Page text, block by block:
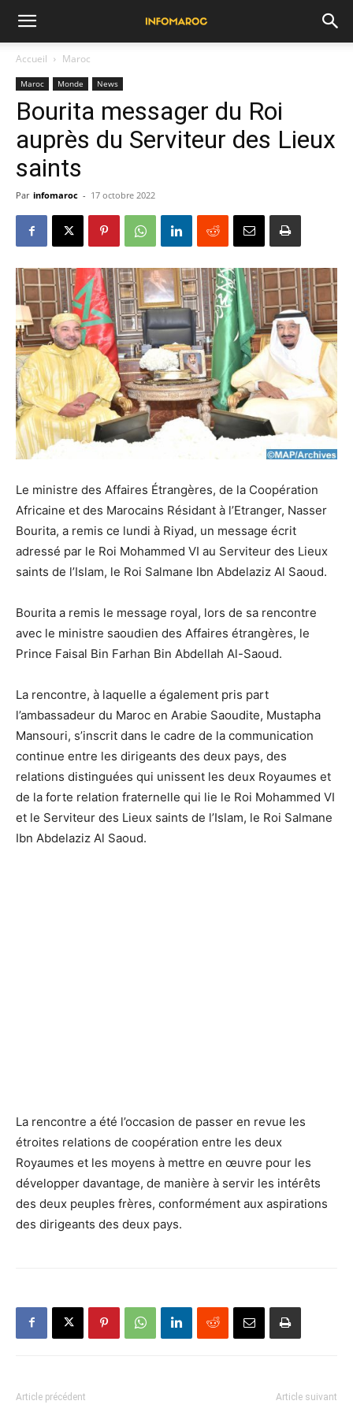
Accueil Maroc
Maroc Monde News
Bourita messager du Roi
auprès du Serviteur des Lieux
saints
Par infomaroc - 17 octobre 2022
Le ministre des Affaires Étrangères, de la Coopération
Africaine et des Marocains Résidant à l’Etranger, Nasser
Bourita, a remis ce lundi à Riyad, un message écrit
adressé par le Roi Mohammed VI au Serviteur des Lieux
saints de l’Islam, le Roi Salmane Ibn Abdelaziz Al Saoud.
Bourita a remis le message royal, lors de sa rencontre
avec le ministre saoudien des Affaires étrangères, le
Prince Faisal Bin Farhan Bin Abdellah Al-Saoud.
La rencontre, à laquelle a également pris part
l’ambassadeur du Maroc en Arabie Saoudite, Mustapha
Mansouri, s’inscrit dans le cadre de la communication
continue entre les dirigeants des deux pays, des
relations distinguées qui unissent les deux Royaumes et
de la forte relation fraternelle qui lie le Roi Mohammed VI
et le Serviteur des Lieux saints de l’Islam, le Roi Salmane
Ibn Abdelaziz Al Saoud.
La rencontre a été l’occasion de passer en revue les
étroites relations de coopération entre les deux
Royaumes et les moyens à mettre en œuvre pour les
développer davantage, de manière à servir les intérêts
des deux peuples frères, conformément aux aspirations
des dirigeants des deux pays.
Article précédent Article suivant